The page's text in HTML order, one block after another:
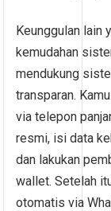
Keunggulan lain
kemudahan
mendukung
transparan.
via telepon
resmi, isi data
dan lakukan
wallet. Setelah
otomatis via